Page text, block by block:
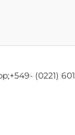
(0221)